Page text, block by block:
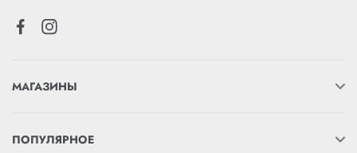
МАГАЗИНЫ
ПОПУЛЯРНОЕ